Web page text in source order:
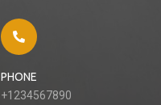
PHONE
+1234567890